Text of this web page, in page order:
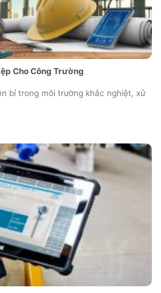
Cho Công Trường
bỉ trong môi trường khắc nghiệt, xử